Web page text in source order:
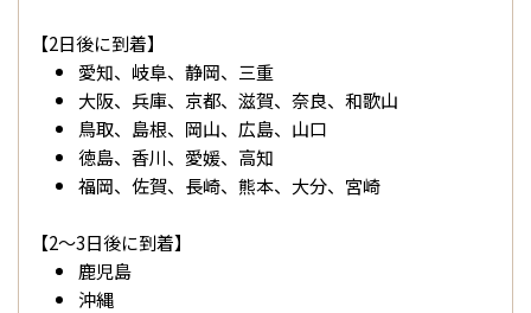
【2日後に到着】
愛知、岐阜、静岡、三重
大阪、兵庫、京都、滋賀、奈良、和歌山
鳥取、島根、岡山、広島、山口
徳島、香川、愛媛、高知
福岡、佐賀、長崎、熊本、大分、宮崎
【2〜3日後に到着】
鹿児島
沖縄